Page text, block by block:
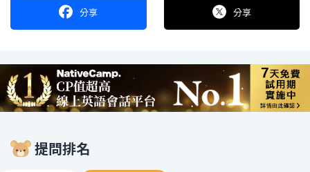
分享 分享
提問排名